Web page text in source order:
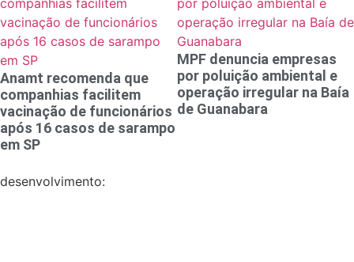
Anamt recomenda que
companhias facilitem
vacinação de funcionários
após 16 casos de sarampo
em SP
MPF denuncia empresas
por poluição ambiental e
operação irregular na Baía
de Guanabara
desenvolvimento: